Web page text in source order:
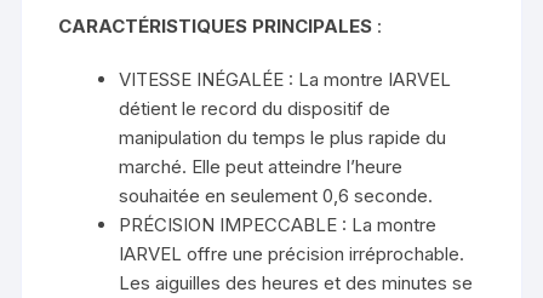
CARACTÉRISTIQUES PRINCIPALES :
VITESSE INÉGALÉE : La montre IARVEL
détient le record du dispositif de
manipulation du temps le plus rapide du
marché. Elle peut atteindre l’heure
souhaitée en seulement 0,6 seconde.
PRÉCISION IMPECCABLE : La montre
IARVEL offre une précision irréprochable.
Les aiguilles des heures et des minutes se